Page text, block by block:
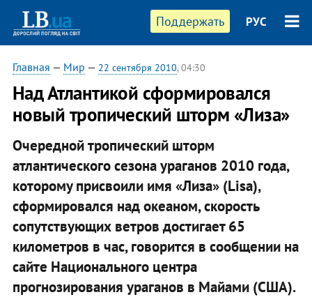
Поддержать РУС
Главная — Мир — 22 сентября 2010, 04:30
Над Атлантикой сформировался
новый тропический шторм «Лиза»
Очередной тропический шторм
атлантического сезона ураганов 2010 года,
которому присвоили имя «Лиза» (Lisa),
сформировался над океаном, скорость
сопутствующих ветров достигает 65
километров в час, говорится в сообщении на
сайте Национального центра
прогнозирования ураганов в Майами (США).